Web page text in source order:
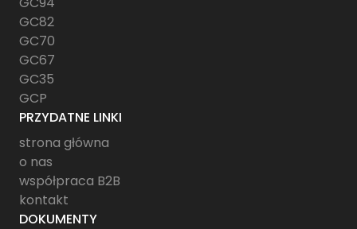
GC82
GC70
GC67
GC35
GCP
PRZYDATNE LINKI
strona główna
o nas
współpraca B2B
kontakt
DOKUMENTY